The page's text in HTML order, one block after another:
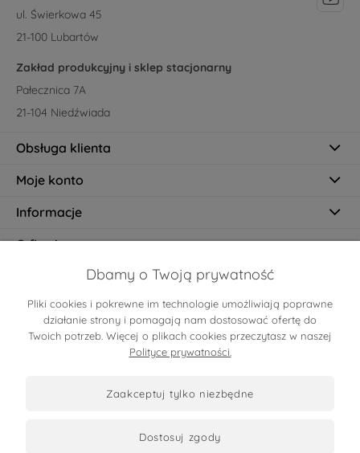
ul. Świerkowa 45
21-100 Lubartów
Zakład produkcyjny i sklep stacjonarny
Pałecznica 7A
21-104 Niedźwiada
Obsługa klienta
Moje konto
Informacje
O firmie
Certyfikaty
Dbamy o Twoją prywatność
Pliki cookies i pokrewne im technologie umożliwiają poprawne
działanie strony i pomagają nam dostosować ofertę do
Twoich potrzeb. Więcej o plikach cookies przeczytasz w naszej
Polityce prywatności.
zaakceptuj tylko niezbędne
dostosuj zgody